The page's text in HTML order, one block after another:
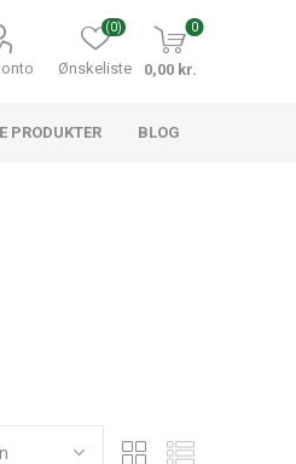
Ønskeliste
(0) 0
0,00 kr.
PRODUKTER BLOG